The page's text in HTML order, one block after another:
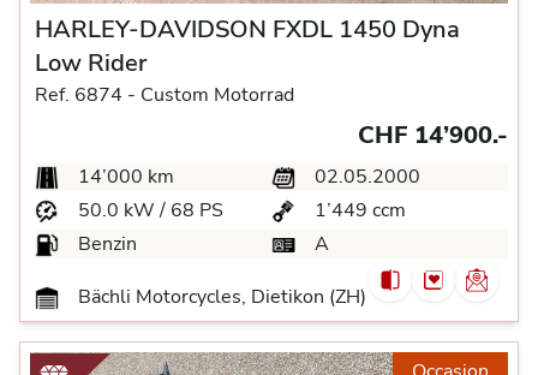
HARLEY-DAVIDSON FXDL 1450 Dyna
Low Rider
Ref. 6874 - Custom Motorrad
CHF 14’900.-
14’000 km
02.05.2000
50.0 kW / 68 PS
1’449 ccm
Benzin
A
Bächli Motorcycles, Dietikon (ZH)